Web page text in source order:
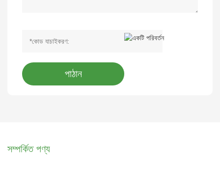
পাঠান
সম্পর্কিত পণ্য